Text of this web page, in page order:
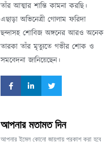
তাঁর আত্মার শান্তি কামনা করছি।
এছাড়া অভিনেত্রী গোলাম ফরিদা
ছন্দাসহ শোবিজ অঙ্গনের আরও অনেক
তারকা তাঁর মৃত্যুতে গভীর শোক ও
সমবেদনা জানিয়েছেন।
আপনার মতামত দিন
আপনার ইমেল কোনো জায়গায় প্রকাশ করা হবে